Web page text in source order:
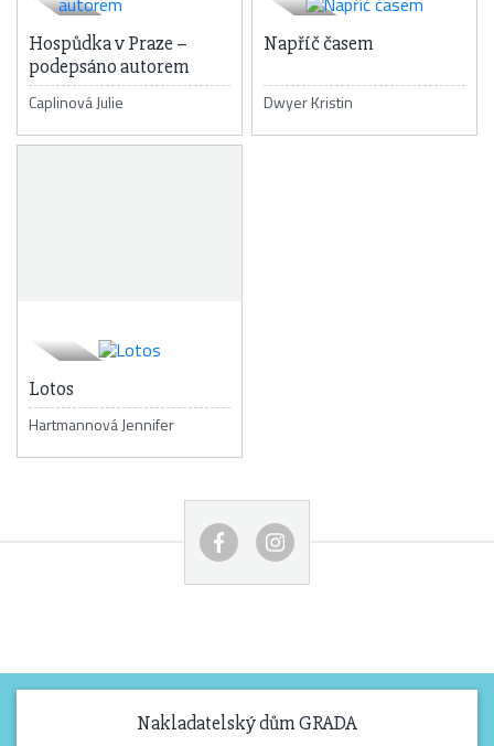
Hospůdka v Praze –
podepsáno autorem
Caplinová Julie
Napříč časem
Dwyer Kristin
Lotos
Hartmannová Jennifer
Nakladatelský dům GRADA